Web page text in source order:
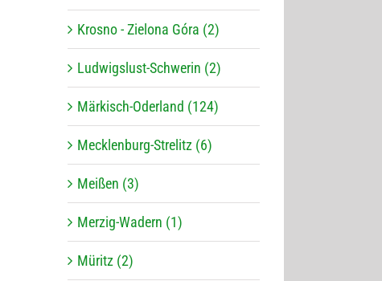
Krosno - Zielona Góra (2)
Ludwigslust-Schwerin (2)
Märkisch-Oderland (124)
Mecklenburg-Strelitz (6)
Meißen (3)
Merzig-Wadern (1)
Müritz (2)